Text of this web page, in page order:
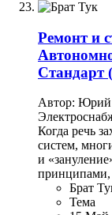
Ремонт и
Стандарт
Автор: Юрий
Когда речь
систем,
и
принципами,
Брат
Тема